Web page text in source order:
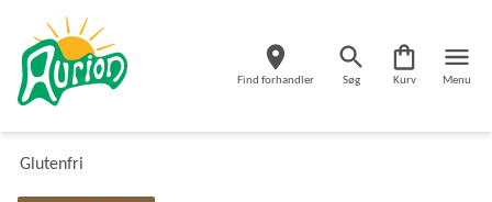
Find forhandler Søg Kurv Menu
Glutenfri